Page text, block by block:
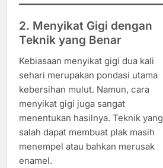
2. Menyikat Gigi dengan
Teknik yang Benar
Kebiasaan menyikat gigi dua kali
sehari merupakan pondasi utama
kebersihan mulut. Namun, cara
menyikat gigi juga sangat
menentukan hasilnya. Teknik yang
salah dapat membuat plak masih
menempel atau bahkan merusak
enamel.